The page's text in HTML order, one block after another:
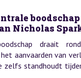
Nicholas
draait
het aanvaarden van
standhoudt